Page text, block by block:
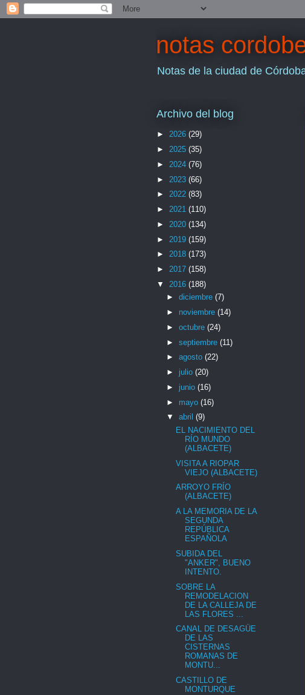
notas
Notas de la ciudad de
Archivo del blog
► 2026 (29)
► 2025 (35)
► 2024 (76)
► 2023 (66)
► 2022 (83)
► 2021 (110)
► 2020 (134)
► 2019 (159)
► 2018 (173)
► 2017 (158)
▼ 2016 (188)
► diciembre (7)
► noviembre (14)
► octubre (24)
► septiembre (11)
► agosto (22)
► julio (20)
► junio (16)
► mayo (16)
▼ abril (9)
EL NACIMIENTO DEL
RÍO MUNDO
(ALBACETE)
VISITA A RIOPAR
VIEJO (ALBACETE)
ARROYO FRÍO
(ALBACETE)
A LA MEMORIA DE LA
SEGUNDA
REPÚBLICA
ESPAÑOLA
SUBIDA DEL
"ANKER", BUENO
INTENTO.
SOBRE LA
REMODELACION
DE LA CALLEJA DE
LAS FLORES ...
CANAL DE DESAGÜE
DE LAS
CISTERNAS
ROMANAS DE
MONTU...
CASTILLO DE
MONTURQUE